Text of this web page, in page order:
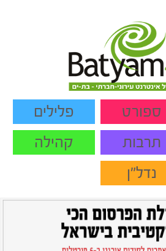
ספורט
פלילים
תרבות
קהילה
נדל"ן